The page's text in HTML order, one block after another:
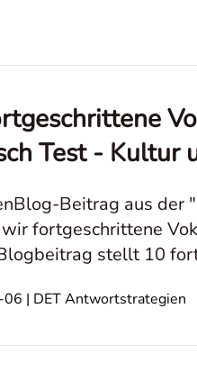
Test - Kultur
Beitrag aus der
fortgeschrittene
stellt 10
| DET Antwortstrategien